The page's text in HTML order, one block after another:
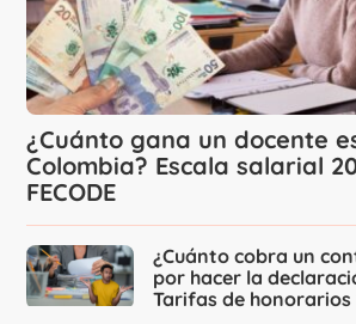
¿Cuánto gana un docente
Colombia? Escala salarial
FECODE
¿Cuánto cobra un
por hacer la
Tarifas de honorarios